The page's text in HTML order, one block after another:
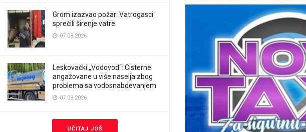
Grom izazvao požar: Vatrogasci
sprečili širenje vatre
07.08.2026.
Leskovački „Vodovod“: Cisterne
angažovane u više naselja zbog
problema sa vodosnabdevanjem
07.08.2026.
UČITAJ JOŠ